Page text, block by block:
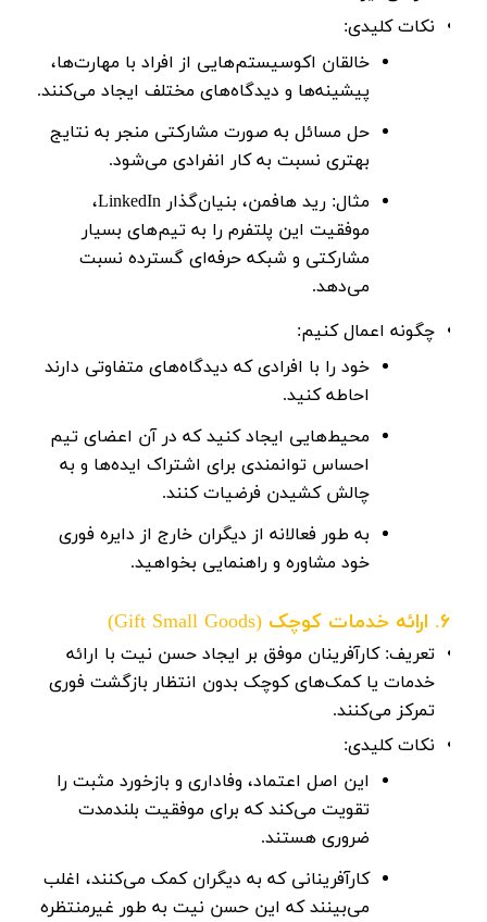
نکات کلیدی:
خالقان اکوسیستم‌هایی از افراد با مهارت‌ها،
پیشینه‌ها و دیدگاه‌های مختلف ایجاد می‌کنند.
حل مسائل به صورت مشارکتی منجر به نتایج
بهتری نسبت به کار انفرادی می‌شود.
مثال: رید هافمن
، بنیان‌گذار LinkedIn،
موفقیت این پلتفرم را به تیم‌های بسیار
مشارکتی و شبکه حرفه‌ای گسترده نسبت
می‌دهد.
چگونه اعمال کنیم:
خود را با افرادی که دیدگاه‌های متفاوتی دارند
احاطه کنید.
محیط‌هایی ایجاد کنید که در آن اعضای تیم
احساس توانمندی برای اشتراک ایده‌ها و به
چالش کشیدن فرضیات کنند.
به طور فعالانه از دیگران خارج از دایره فوری
خود مشاوره و راهنمایی بخواهید.
6. ارائه خدمات کوچک (Gift Small Goods)
تعریف: کارآفرینان موفق بر ایجاد حسن نیت با ارائه
خدمات یا کمک‌های کوچک بدون انتظار بازگشت فوری
تمرکز می‌کنند.
نکات کلیدی:
این اصل اعتماد، وفاداری و بازخورد مثبت را
تقویت می‌کند که برای موفقیت بلندمدت
ضروری هستند.
کارآفرینانی که به دیگران کمک می‌کنند، اغلب
می‌بینند که این حسن نیت به طور غیرمنتظره